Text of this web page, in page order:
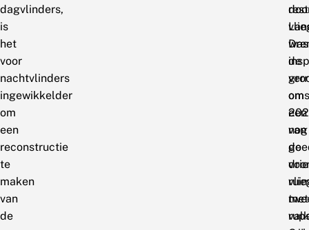
dagvlinders,
is
het
voor
nachtvlinders
ingewikkelder
om
een
reconstructie
te
maken
van
de
om
een
van
de
drie
met
was
de
nog